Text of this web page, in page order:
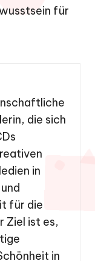
für
die sich
in
für die
Ziel ist es,
in